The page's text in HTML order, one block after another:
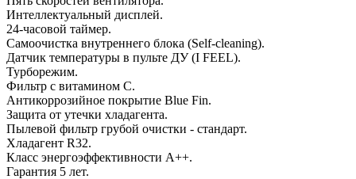
Интеллектуальный дисплей.
24-часовой таймер.
Самоочистка внутреннего блока (Self-cleaning).
Датчик температуры в пульте ДУ (I FEEL).
Турборежим.
Фильтр с витамином С.
Антикоррозийное покрытие Blue Fin.
Защита от утечки хладагента.
Пылевой фильтр грубой очистки - стандарт.
Хладагент R32.
Класс энергоэффективности A++.
Гарантия 5 лет.